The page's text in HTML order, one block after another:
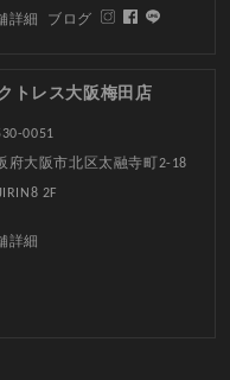
詳細 ブログ
トレス大阪梅田店
0051
府大阪市北区太融寺町2-18
2F
詳細